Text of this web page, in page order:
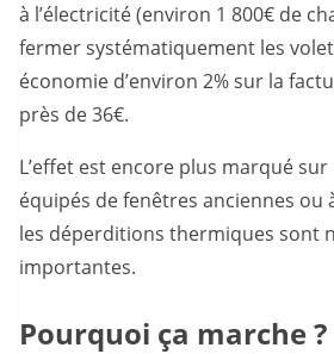
à l’électricité (environ 1 800€ de
fermer systématiquement les
économie d’environ 2% sur la
près de 36€.
L’effet est encore plus marqué
équipés de fenêtres anciennes ou
les déperditions thermiques sont
importantes.
Pourquoi ça marche ?